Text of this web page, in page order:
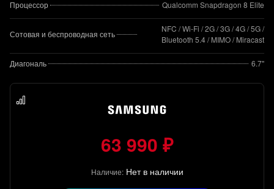
Процессор Qualcomm Snapdragon 8 Elite
Сотовая и беспроводная сеть
NFC / Wi-Fi / 2G / 3G / 4G / 5G /
Bluetooth 5.4 / MIMO / Miracast
Диагональ 6.7"
63 990 ₽
Наличие: Нет в наличии